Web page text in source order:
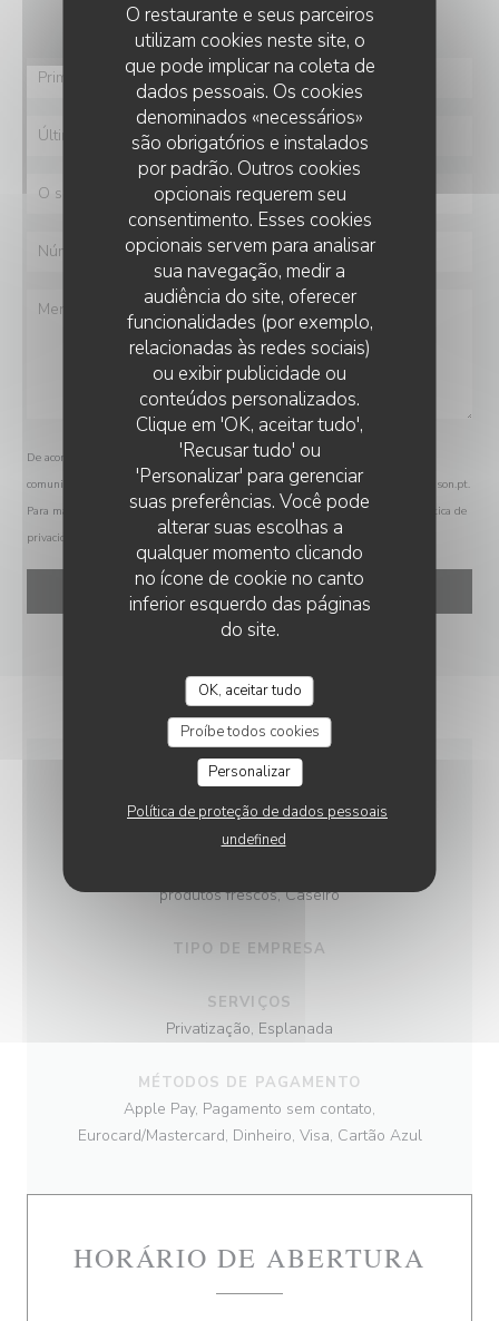
O restaurante e seus parceiros
utilizam cookies neste site, o
que pode implicar na coleta de
dados pessoais. Os cookies
denominados «necessários»
são obrigatórios e instalados
por padrão. Outros cookies
opcionais requerem seu
consentimento. Esses cookies
opcionais servem para analisar
sua navegação, medir a
audiência do site, oferecer
funcionalidades (por exemplo,
relacionadas às redes sociais)
ou exibir publicidade ou
conteúdos personalizados.
Clique em 'OK, aceitar tudo',
'Recusar tudo' ou
'Personalizar' para gerenciar
suas preferências. Você pode
alterar suas escolhas a
qualquer momento clicando
no ícone de cookie no canto
inferior esquerdo das páginas
do site.
OK, aceitar tudo
Proíbe todos cookies
Personalizar
Política de proteção de dados pessoais
undefined
De acordo com a legislação de proteção de dados, tem o direito de se opor a
comunicações de marketing. Pode registar-se na Lista Robinson através de
robinson.pt.
Para mais informações sobre o tratamento dos seus dados, consulte a nossa
política de
privacidade
INFORMAÇÕES GERAIS
produtos frescos, Caseiro
TIPO DE EMPRESA
SERVIÇOS
Privatização, Esplanada
MÉTODOS DE PAGAMENTO
Apple Pay, Pagamento sem contato,
Eurocard/Mastercard, Dinheiro, Visa, Cartão Azul
HORÁRIO DE ABERTURA